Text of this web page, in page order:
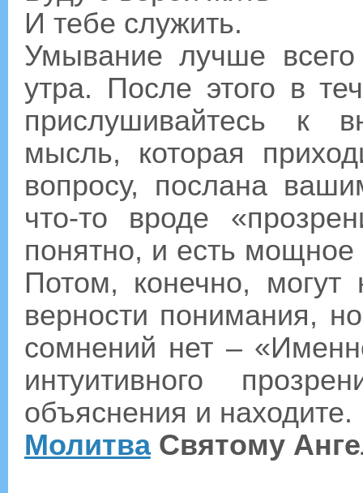
И тебе служить.
Умывание лучше
утра. После этого в
прислушивайтесь к
мысль, которая
вопросу, послана
что-то вроде
понятно, и есть мощное
Потом, конечно,
верности понимания,
сомнений нет –
интуитивного
объяснения и находите.
МолитваСвятому